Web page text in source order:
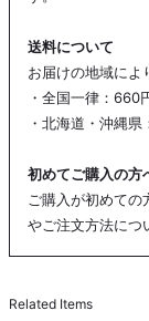
送料について
お届けの地域によ
・全国一律：660
・北海道・沖縄県
初めてご購入の方
ご購入が初めての
やご注文方法につ
Related Items